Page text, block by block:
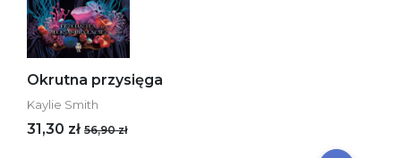
Okrutna przysięga
Kaylie Smith
31,30 zł 56,90 zł